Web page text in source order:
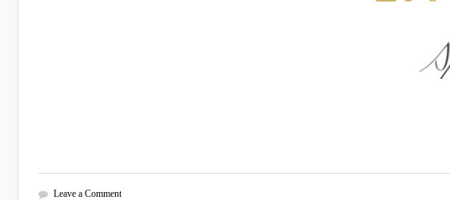
Leave a Comment